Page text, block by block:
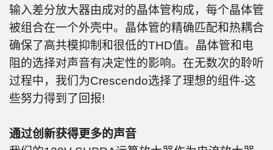
输入差分放大器由成对的晶体管构成，每个晶体管
被组合在一个外壳中。晶体管的精确匹配和热耦合
确保了高共模抑制和很低的THD值。晶体管和电
阻的选择对声音有决定性的影响。在无数次的聆听
过程中，我们为Crescendo选择了理想的组件-这
些努力得到了回报!
通过创新获得更多的声音